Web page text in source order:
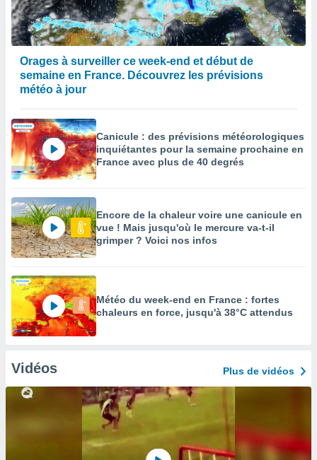
Orages à surveiller ce week-end et début de
semaine en France. Découvrez les prévisions
météo à jour
Canicule : des prévisions météorologiques
inquiétantes pour la semaine prochaine en
France avec plus de 40 degrés
Encore de la chaleur voire une canicule en
vue ! Mais jusqu'où le mercure va-t-il
grimper ? Voici nos infos
Météo du week-end en France : fortes
chaleurs en force, jusqu'à 38°C attendus
Vidéos Plus de vidéos